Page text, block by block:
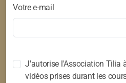
Votre e-mail
J'autorise l'Association Tilia
vidéos prises durant les